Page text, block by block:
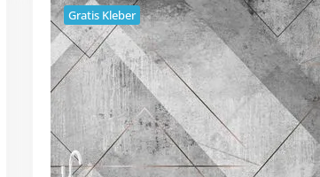
Gratis Kleber